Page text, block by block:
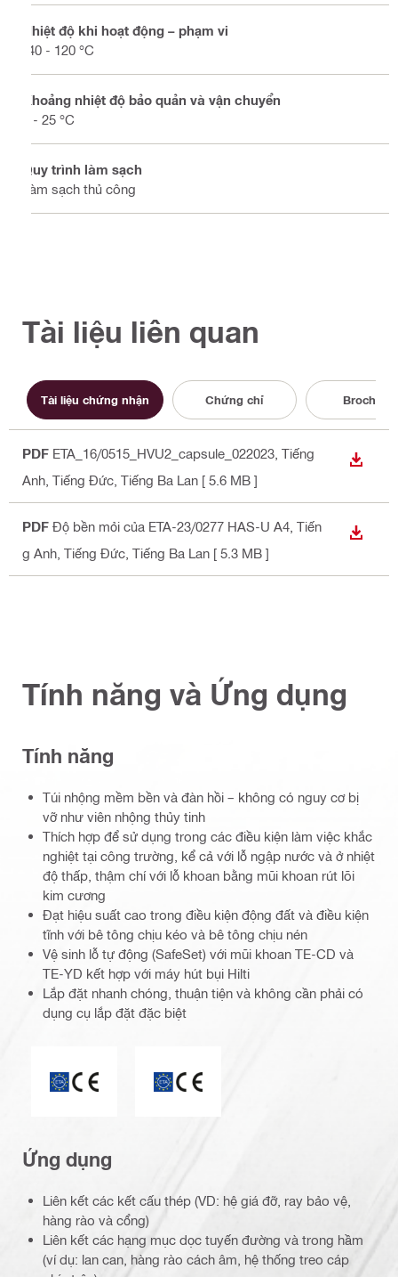
Nhiệt độ khi hoạt động – phạm vi
-40 - 120 °C
Khoảng nhiệt độ bảo quản và vận chuyển
5 - 25 °C
Quy trình làm sạch
Làm sạch thủ công
Tài liệu liên quan
Tài liệu chứng nhận Chứng chỉ Brochure
PDF ETA_16/0515_HVU2_capsule_022023 , Tiếng
Anh, Tiếng Đức, Tiếng Ba Lan [ 5.6 MB ]
TẢI
PDF Độ bền mỏi của ETA-23/0277 HAS-U A4 , Tiến
g Anh, Tiếng Đức, Tiếng Ba Lan [ 5.3 MB ]
TẢI
Tính năng và Ứng dụng
Tính năng
Túi nhộng mềm bền và đàn hồi – không có nguy cơ bị
vỡ như viên nhộng thủy tinh
Thích hợp để sử dụng trong các điều kiện làm việc khắc
nghiệt tại công trường, kể cả với lỗ ngập nước và ở nhiệt
độ thấp, thậm chí với lỗ khoan bằng mũi khoan rút lõi
kim cương
Đạt hiệu suất cao trong điều kiện động đất và điều kiện
tĩnh với bê tông chịu kéo và bê tông chịu nén
Vệ sinh lỗ tự động (SafeSet) với mũi khoan TE-CD và
TE-YD kết hợp với máy hút bụi Hilti
Lắp đặt nhanh chóng, thuận tiện và không cần phải có
dụng cụ lắp đặt đặc biệt
Ứng dụng
Liên kết các kết cấu thép (VD: hệ giá đỡ, ray bảo vệ,
hàng rào và cổng)
Liên kết các hạng mục dọc tuyến đường và trong hầm
(ví dụ: lan can, hàng rào cách âm, hệ thống treo cáp